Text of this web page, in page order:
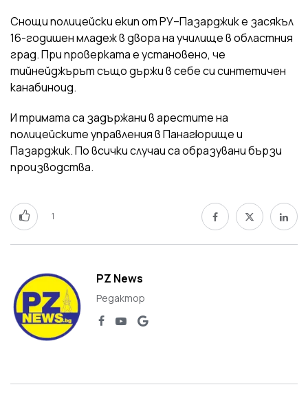
Снощи полицейски екип от РУ–Пазарджик е засякъл
16-годишен младеж в двора на училище в областния
град. При проверката е установено, че
тийнейджърът също държи в себе си синтетичен
канабиноид.
И тримата са задържани в арестите на
полицейските управления в Панагюрище и
Пазарджик. По всички случаи са образувани бързи
производства.
1
PZ News
Редактор